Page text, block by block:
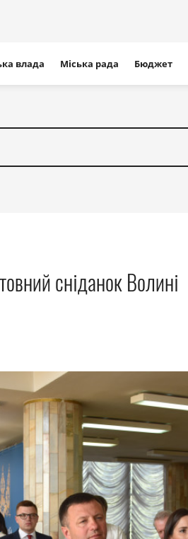
влада Міська рада Бюджет
сніданок Волині